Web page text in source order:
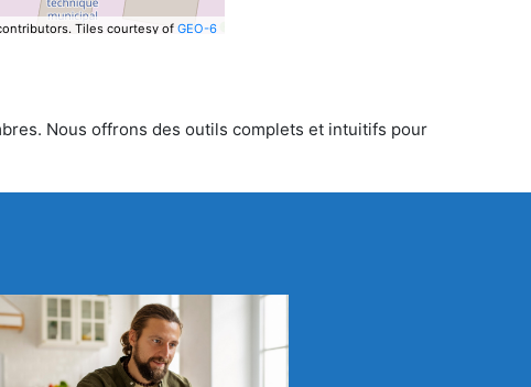
Tiles courtesy of GEO-6
Nous offrons des outils complets et intuitifs pour